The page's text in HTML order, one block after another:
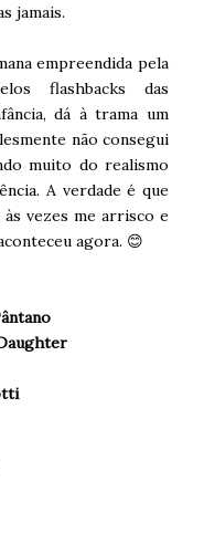
jamais.
empreendida pela
flashbacks das
dá à trama um
não consegui
muito do realismo
A verdade é que
vezes me arrisco e
agora. 😊